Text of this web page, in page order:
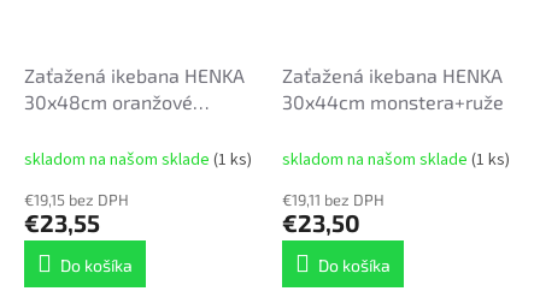
Zaťažená ikebana HENKA
30x48cm oranžové
skladom na našom sklade (1 ks)
€19,15 bez DPH
€23,55
Do košíka
Zaťažená ikebana HENKA
30x44cm monstera+ruže
skladom na našom sklade (1 ks)
€19,11 bez DPH
€23,50
Do košíka